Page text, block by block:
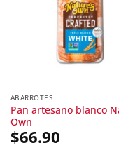
ABARROTES
Pan artesano blanco
Own
$66.90